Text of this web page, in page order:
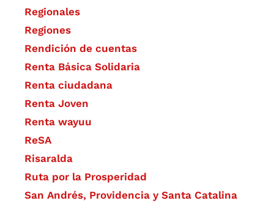
Regionales
Regiones
Rendición de cuentas
Renta Básica Solidaria
Renta ciudadana
Renta Joven
Renta wayuu
ReSA
Risaralda
Ruta por la Prosperidad
San Andrés, Providencia y Santa Catalina